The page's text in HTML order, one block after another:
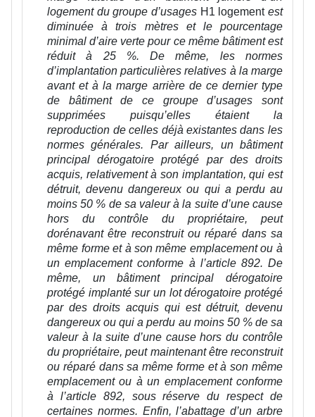
logement du groupe d’usages H1 logement est
diminuée à trois mètres et le pourcentage
minimal d’aire verte pour ce même bâtiment est
réduit à 25 %. De même, les normes
d’implantation particulières relatives à la marge
avant et à la marge arrière de ce dernier type
de bâtiment de ce groupe d’usages sont
supprimées puisqu’elles étaient la
reproduction de celles déjà existantes dans les
normes générales. Par ailleurs, un bâtiment
principal dérogatoire protégé par des droits
acquis, relativement à son implantation, qui est
détruit, devenu dangereux ou qui a perdu au
moins 50 % de sa valeur à la suite d’une cause
hors du contrôle du propriétaire, peut
dorénavant être reconstruit ou réparé dans sa
même forme et à son même emplacement ou à
un emplacement conforme à l’article 892. De
même, un bâtiment principal dérogatoire
protégé implanté sur un lot dérogatoire protégé
par des droits acquis qui est détruit, devenu
dangereux ou qui a perdu au moins 50 % de sa
valeur à la suite d’une cause hors du contrôle
du propriétaire, peut maintenant être reconstruit
ou réparé dans sa même forme et à son même
emplacement ou à un emplacement conforme
à l’article 892, sous réserve du respect de
certaines normes. Enfin, l’abattage d’un arbre